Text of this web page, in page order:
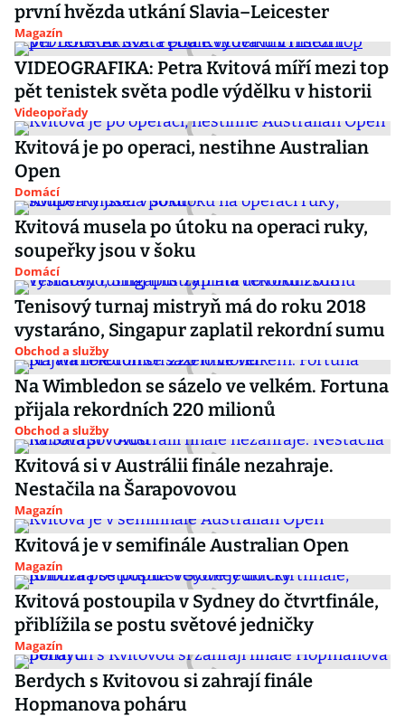
první hvězda utkání Slavia–Leicester
Magazín
VIDEOGRAFIKA: Petra Kvitová míří mezi top
pět tenistek světa podle výdělku v historii
Videopořady
Kvitová je po operaci, nestihne Australian
Open
Domácí
Kvitová musela po útoku na operaci ruky,
soupeřky jsou v šoku
Domácí
Tenisový turnaj mistryň má do roku 2018
vystaráno, Singapur zaplatil rekordní sumu
Obchod a služby
Na Wimbledon se sázelo ve velkém. Fortuna
přijala rekordních 220 milionů
Obchod a služby
Kvitová si v Austrálii finále nezahraje.
Nestačila na Šarapovovou
Magazín
Kvitová je v semifinále Australian Open
Magazín
Kvitová postoupila v Sydney do čtvrtfinále,
přiblížila se postu světové jedničky
Magazín
Berdych s Kvitovou si zahrají finále
Hopmanova poháru